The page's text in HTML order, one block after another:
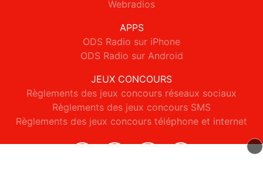
Webradios
APPS
ODS Radio sur iPhone
ODS Radio sur Android
JEUX CONCOURS
Règlements des jeux concours réseaux sociaux
Règlements des jeux concours SMS
Règlements des jeux concours téléphone et internet